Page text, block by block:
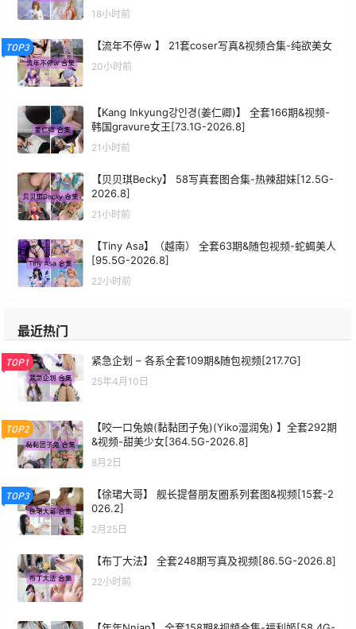
18小时前
TOP3 【流年不停w 】 21套coser写真&视频合集-纯欲美女
20小时前
【Kang Inkyung강인경(姜仁卿)】 全套166期&视频-
韩国gravure女王[73.1G-2026.8]
21小时前
【贝贝琪Becky】 58写真套图合集-热辣甜妹[12.5G-
2026.8]
21小时前
【Tiny Asa】（越南） 全套63期&随包视频-蛇蝎美人
[95.5G-2026.8]
22小时前
最近热门
TOP1 紧急企划 – 各系全套109期&随包视频[217.7G]
25年4月10日
TOP2
【咬一口兔娘(黏黏团子兔)(Yiko湿润兔) 】全套292期
&视频-甜美少女[364.5G-2026.8]
8月2日
TOP3
【徐珺大哥】 舰长提督朋友圈系列套图&视频[15套-2
026.2]
2月25日
【布丁大法】 全套248期写真及视频[86.5G-2026.8]
22小时前